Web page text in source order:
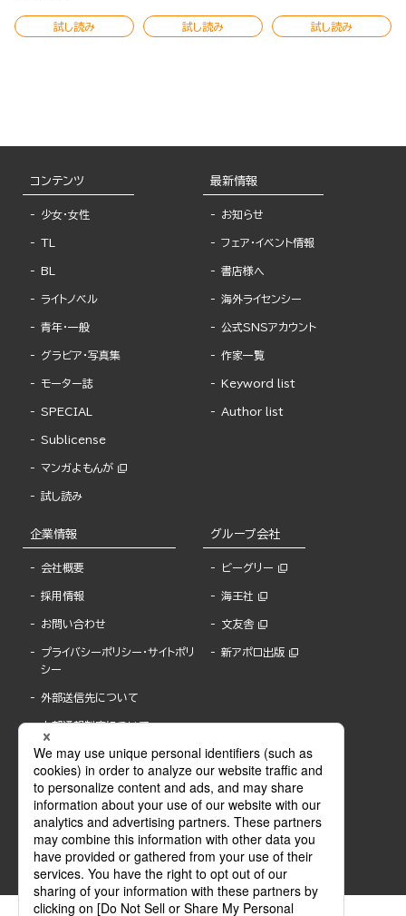
試し読み 試し読み 試し読み
コンテンツ
少女・女性
TL
BL
ライトノベル
青年・一般
グラビア・写真集
モーター誌
SPECIAL
Sublicense
マンガよもんが
試し読み
最新情報
お知らせ
フェア・イベント情報
書店様へ
海外ライセンシー
公式SNSアカウント
作家一覧
Keyword list
Author list
企業情報
会社概要
採用情報
お問い合わせ
プライバシーポリシー・サイトポリ
シー
外部送信先について
内部通報制度について
グループ会社
ビーグリー
海王社
文友舎
新アポロ出版